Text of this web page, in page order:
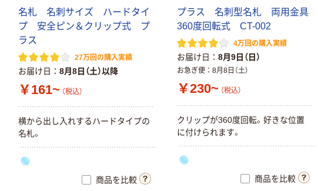
名札 名刺サイズ ハードタイ
プ 安全ピン＆クリップ式 プ
ラス
27万回の購入実績
お届け日 8月8日（土）以降
￥161~ （税込）
横から出し入れするハードタイプの
名札。
商品を比較
プラス 名刺型名札 両用金具
360度回転式 CT-002
4万回の購入実績
お届け日 8月9日（日）
お急ぎ便 8月8日（土）
￥230~ （税込）
クリップが360度回転。好きな位置
に付けられます。
商品を比較